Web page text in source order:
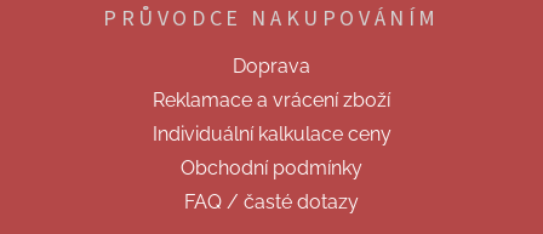
PRŮVODCE NAKUPOVÁNÍM
Doprava
Reklamace a vrácení zboží
Individuální kalkulace ceny
Obchodní podmínky
FAQ / časté dotazy